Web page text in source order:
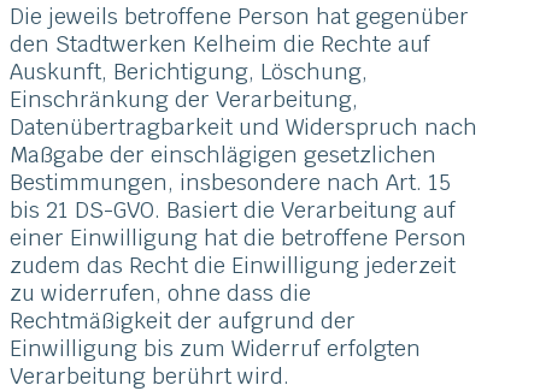
Die jeweils betroffene Person hat gegenüber
den Stadtwerken Kelheim die Rechte auf
Auskunft, Berichtigung, Löschung,
Einschränkung der Verarbeitung,
Datenübertragbarkeit und Widerspruch nach
Maßgabe der einschlägigen gesetzlichen
Bestimmungen, insbesondere nach Art. 15
bis 21 DS-GVO. Basiert die Verarbeitung auf
einer Einwilligung hat die betroffene Person
zudem das Recht die Einwilligung jederzeit
zu widerrufen, ohne dass die
Rechtmäßigkeit der aufgrund der
Einwilligung bis zum Widerruf erfolgten
Verarbeitung berührt wird.